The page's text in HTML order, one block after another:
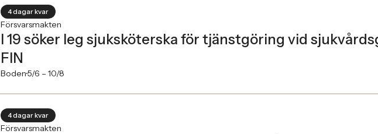
4 dagar kvar
Försvarsmakten
I 19 söker leg sjuksköterska för tjänstgöring vid
FIN
Boden5/6 – 10/8
4 dagar kvar
Försvarsmakten